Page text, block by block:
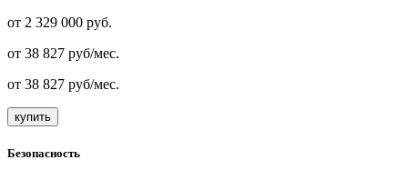
от 2 329 000 руб.
от 38 827 руб/мес.
от 38 827 руб/мес.
купить
Безопасность